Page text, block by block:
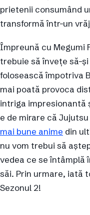
prietenii consumând
transformă într-un
Împreună cu Megumi
trebuie să învețe să-
folosească împotriva
mai poată provoca
intriga impresionantă
e de mirare că
mai bune anime din
nu vom trebui să
vedea ce se întâmplă
săi. Prin urmare, iată
Sezonul 2!